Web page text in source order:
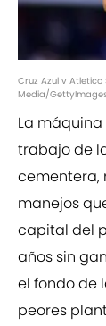
Cruz Azul v Atletico
Media/
La
trabajo de
cementera,
manejos
capital del
años sin
el fondo de
peores